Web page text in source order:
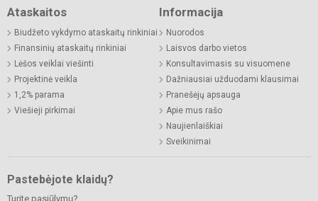
Ataskaitos
Biudžeto vykdymo ataskaitų rinkiniai
Finansinių ataskaitų rinkiniai
Lėšos veiklai viešinti
Projektinė veikla
1,2% parama
Viešieji pirkimai
Informacija
Nuorodos
Laisvos darbo vietos
Konsultavimasis su visuomene
Dažniausiai užduodami klausimai
Pranešėjų apsauga
Apie mus rašo
Naujienlaiškiai
Sveikinimai
Pastebėjote klaidų?
Turite pasiūlymų?